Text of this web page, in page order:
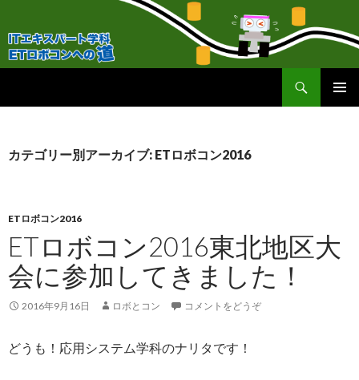
ン
動
カテゴリー別アーカイブ: ETロボコン2016
ETロボコン2016
ETロボコン2016東北地区大
会に参加してきました！
2016年9月16日 ロボとコン コメントをどうぞ
どうも！応用システム学科のナリタです！